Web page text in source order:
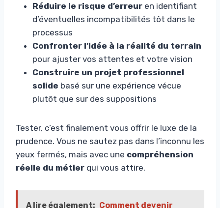
Réduire le risque d’erreur en identifiant
d’éventuelles incompatibilités tôt dans le
processus
Confronter l’idée à la réalité du terrain
pour ajuster vos attentes et votre vision
Construire un projet professionnel
solide basé sur une expérience vécue
plutôt que sur des suppositions
Tester, c’est finalement vous offrir le luxe de la
prudence. Vous ne sautez pas dans l’inconnu les
yeux fermés, mais avec une compréhension
réelle du métier qui vous attire.
A lire également: Comment devenir